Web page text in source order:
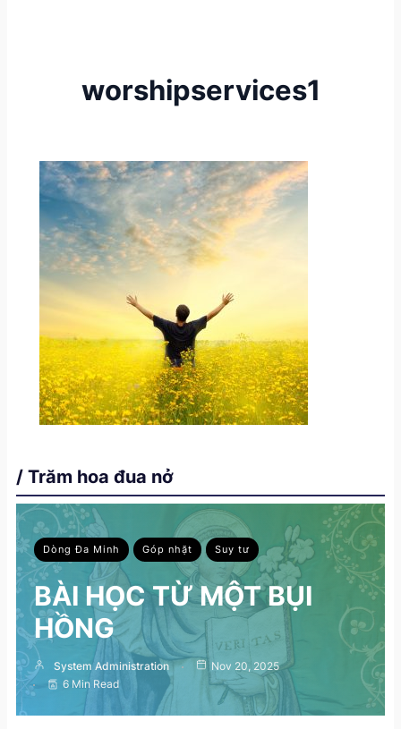
worshipservices1
/ Trăm hoa đua nở
Dòng Đa Minh Góp nhặt Suy tư
BÀI HỌC TỪ MỘT BỤI
HỒNG
System Administration
Nov 20, 2025
6 Min Read